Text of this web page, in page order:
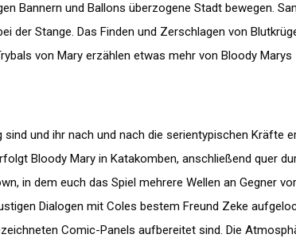
Bannern und Ballons überzogene Stadt bewegen.
der Stange. Das Finden und Zerschlagen von
von Mary erzählen etwas mehr von Bloody Marys
und ihr nach und nach die serientypischen Kräfte
Bloody Mary in Katakomben, anschließend quer
in dem euch das Spiel mehrere Wellen an Gegner
Dialogen mit Coles bestem Freund Zeke
Comic-Panels aufbereitet sind. Die